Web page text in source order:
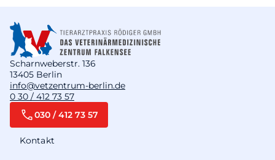
Scharnweberstr. 136
13405 Berlin
info@vetzentrum-berlin.de
0 30 / 412 73 57
Kontakt
030 / 412 73 57